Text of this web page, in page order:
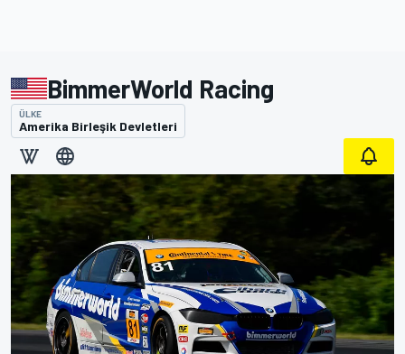
BimmerWorld Racing
ÜLKE
Amerika Birleşik Devletleri